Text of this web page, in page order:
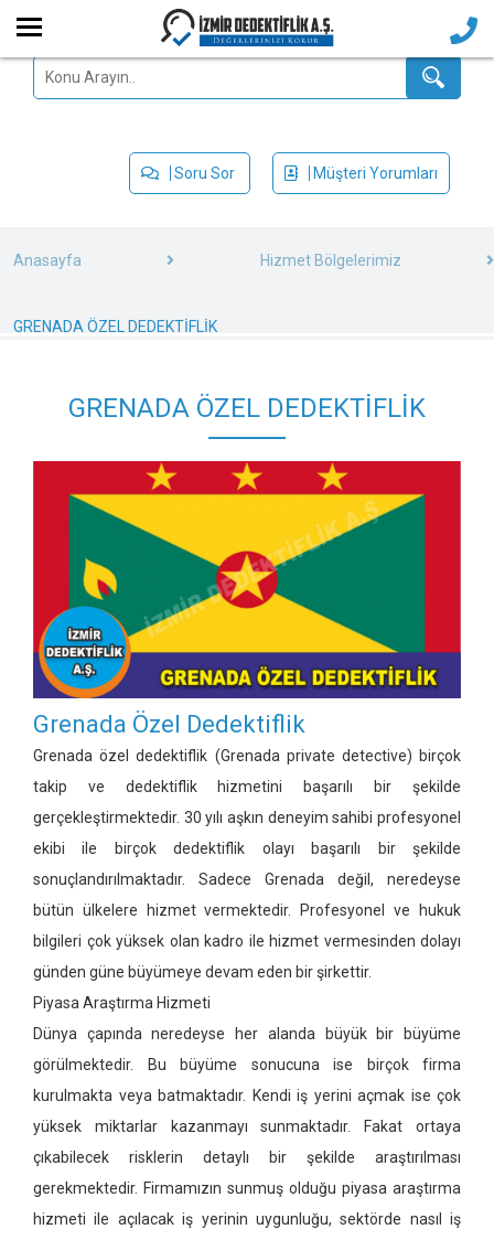
Soru Sor Müşteri Yorumları
Anasayfa Hizmet Bölgelerimiz
GRENADA ÖZEL DEDEKTİFLİK
GRENADA ÖZEL DEDEKTİFLİK
Grenada Özel Dedektiflik
Grenada özel dedektiflik (Grenada private detective) birçok
takip ve dedektiflik hizmetini başarılı bir şekilde
gerçekleştirmektedir. 30 yılı aşkın deneyim sahibi profesyonel
ekibi ile birçok dedektiflik olayı başarılı bir şekilde
sonuçlandırılmaktadır. Sadece Grenada değil, neredeyse
bütün ülkelere hizmet vermektedir. Profesyonel ve hukuk
bilgileri çok yüksek olan kadro ile hizmet vermesinden dolayı
günden güne büyümeye devam eden bir şirkettir.
Piyasa Araştırma Hizmeti
Dünya çapında neredeyse her alanda büyük bir büyüme
görülmektedir. Bu büyüme sonucuna ise birçok firma
kurulmakta veya batmaktadır. Kendi iş yerini açmak ise çok
yüksek miktarlar kazanmayı sunmaktadır. Fakat ortaya
çıkabilecek risklerin detaylı bir şekilde araştırılması
gerekmektedir. Firmamızın sunmuş olduğu piyasa araştırma
hizmeti ile açılacak iş yerinin uygunluğu, sektörde nasıl iş